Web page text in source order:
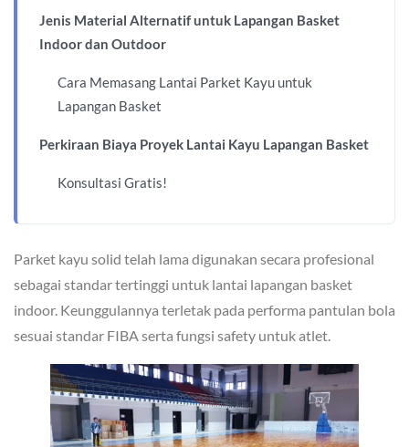
Jenis Material Alternatif untuk Lapangan Basket
Indoor dan Outdoor
Cara Memasang Lantai Parket Kayu untuk
Lapangan Basket
Perkiraan Biaya Proyek Lantai Kayu Lapangan Basket
Konsultasi Gratis!
Parket kayu solid telah lama digunakan secara profesional
sebagai standar tertinggi untuk lantai lapangan basket
indoor. Keunggulannya terletak pada performa pantulan bola
sesuai standar FIBA serta fungsi safety untuk atlet.